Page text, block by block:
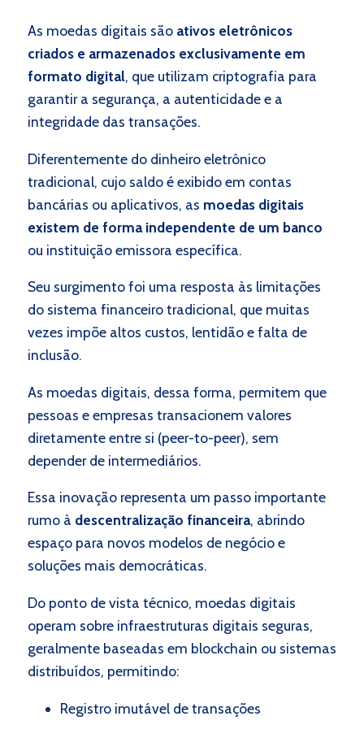
As moedas digitais são ativos eletrônicos
criados e armazenados exclusivamente em
formato digital, que utilizam criptografia para
garantir a segurança, a autenticidade e a
integridade das transações.
Diferentemente do dinheiro eletrônico
tradicional, cujo saldo é exibido em contas
bancárias ou aplicativos, as moedas digitais
existem de forma independente de um banco
ou instituição emissora específica.
Seu surgimento foi uma resposta às limitações
do sistema financeiro tradicional, que muitas
vezes impõe altos custos, lentidão e falta de
inclusão.
As moedas digitais, dessa forma, permitem que
pessoas e empresas transacionem valores
diretamente entre si (peer-to-peer), sem
depender de intermediários.
Essa inovação representa um passo importante
rumo à descentralização financeira, abrindo
espaço para novos modelos de negócio e
soluções mais democráticas.
Do ponto de vista técnico, moedas digitais
operam sobre infraestruturas digitais seguras,
geralmente baseadas em blockchain ou sistemas
distribuídos, permitindo:
Registro imutável de transações